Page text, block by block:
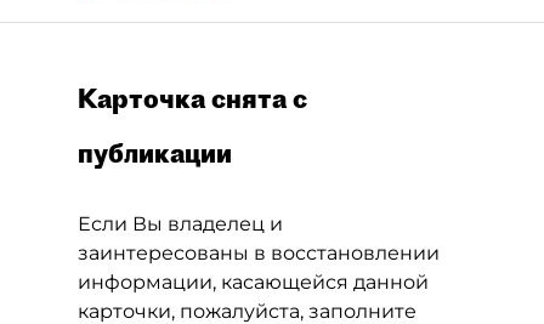
Карточка снята с
публикации
Если Вы владелец и
заинтересованы в восстановлении
информации, касающейся данной
карточки, пожалуйста, заполните